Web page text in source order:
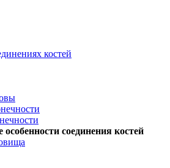
костей
соединения костей